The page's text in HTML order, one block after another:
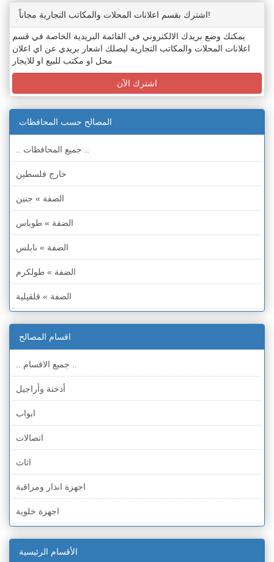
اشترك بقسم اعلانات المحلات والمكاتب التجارية مجاناً!
يمكنك وضع بريدك الالكتروني في القائمة البريدية الخاصة في قسم
اعلانات المحلات والمكاتب التجارية ليصلك اشعار بريدي عن اي اعلان
محل او مكتب للبيع او للايجار
اشترك الآن
المصالح حسب المحافظات
خارج فلسطين
الضفة » جنين
الضفة » طوباس
الضفة » نابلس
الضفة » طولكرم
الضفة » قلقيلية
الضفة » رام الله والبيره
الضفة » أريحا
الضفة » الخليل
الضفة » بيت لحم
قطاع غزة
الخط الأخضر » حيفا
الخط الأخضر » رهط
الخط الأخضر » أم الفحم
الخط الأخضر » الناصرة
اقسام المصالح
أدخنة وأراجيل
ابواب
اتصالات
اثاث
اجهزة انذار ومراقبة
اجهزة خلوية
الأقسام الرئيسية